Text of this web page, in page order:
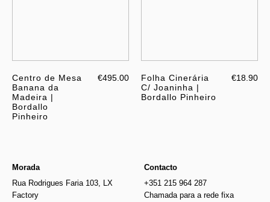
Centro de Mesa
Banana da
Madeira |
Bordallo
Pinheiro
€495.00
Folha Cinerária
C/ Joaninha |
Bordallo Pinheiro
€18.90
Morada
Rua Rodrigues Faria 103, LX
Factory
Contacto
+351 215 964 287
Chamada para a rede fixa